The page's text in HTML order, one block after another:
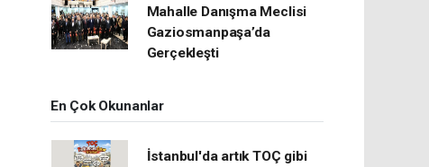
Mahalle Danışma Meclisi
Gaziosmanpaşa’da
Gerçekleşti
En Çok Okunanlar
İstanbul'da artık TOÇ gibi